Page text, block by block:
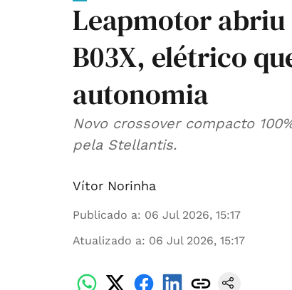
Leapmotor abriu
B03X, elétrico
autonomia
Novo crossover compacto
pela Stellantis.
Vítor Norinha
Publicado a: 06 Jul 2026, 15:17
Atualizado a: 06 Jul 2026, 15:17